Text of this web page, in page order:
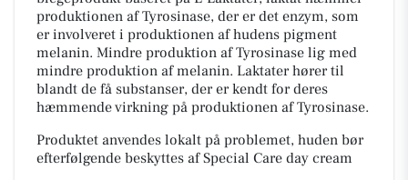
produktionen af Tyrosinase, der er det enzym, som
er involveret i produktionen af hudens pigment
melanin. Mindre produktion af Tyrosinase lig med
mindre produktion af melanin. Laktater hører til
blandt de få substanser, der er kendt for deres
hæmmende virkning på produktionen af Tyrosinase.
Produktet anvendes lokalt på problemet, huden bør
efterfølgende beskyttes af Special Care day cream